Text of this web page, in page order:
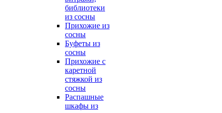
библиотеки
из сосны
Прихожие из
сосны
Буфеты из
сосны
Прихожие с
каретной
стяжкой из
сосны
Распашные
шкафы из